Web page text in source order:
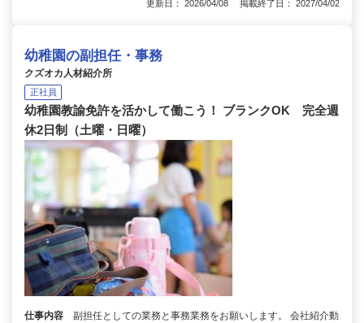
更新日： 2026/04/08 掲載終了日： 2027/04/02
幼稚園の副担任・事務
クズオカ人材紹介所
正社員
幼稚園教諭免許を活かして働こう！ ブランクOK 完全週
休2日制（土曜・日曜）
仕事内容
副担任としての業務と事務業務をお願いします。 会社紹介動